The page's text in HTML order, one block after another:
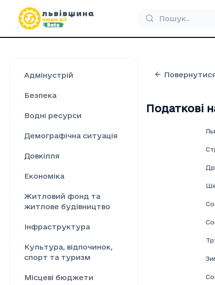
Адмінустрій
Безпека
Водні ресурси
Демографічна ситуація
Довкілля
Економіка
Житловий фонд та
житлове будівництво
Інфраструктура
Культура, відпочинок,
спорт та туризм
Місцеві бюджети
Податкові